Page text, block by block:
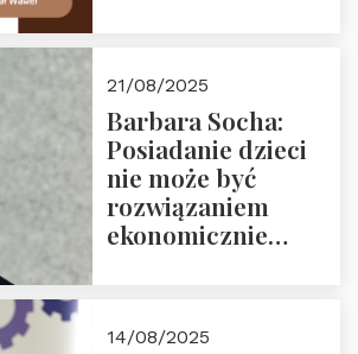
Nowego
Ćwierćwiecza”
21/08/2025
Barbara Socha:
Posiadanie dzieci
nie może być
rozwiązaniem
ekonomicznie
14/08/2025